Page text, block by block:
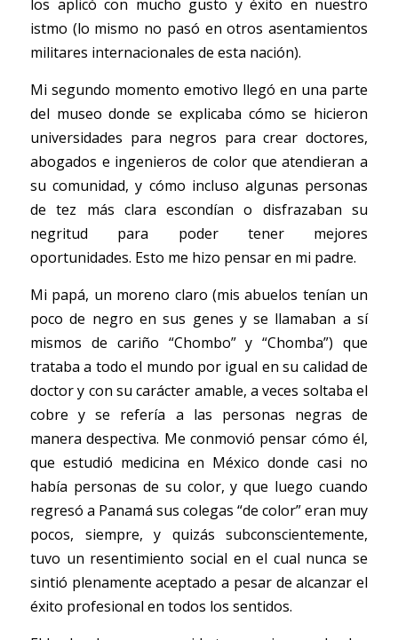
los aplicó con mucho gusto y éxito en nuestro
istmo (lo mismo no pasó en otros asentamientos
militares internacionales de esta nación).
Mi segundo momento emotivo llegó en una parte
del museo donde se explicaba cómo se hicieron
universidades para negros para crear doctores,
abogados e ingenieros de color que atendieran a
su comunidad, y cómo incluso algunas personas
de tez más clara escondían o disfrazaban su
negritud para poder tener mejores
oportunidades. Esto me hizo pensar en mi padre.
Mi papá, un moreno claro (mis abuelos tenían un
poco de negro en sus genes y se llamaban a sí
mismos de cariño “Chombo” y “Chomba”) que
trataba a todo el mundo por igual en su calidad de
doctor y con su carácter amable, a veces soltaba el
cobre y se refería a las personas negras de
manera despectiva. Me conmovió pensar cómo él,
que estudió medicina en México donde casi no
había personas de su color, y que luego cuando
regresó a Panamá sus colegas “de color” eran muy
pocos, siempre, y quizás subconscientemente,
tuvo un resentimiento social en el cual nunca se
sintió plenamente aceptado a pesar de alcanzar el
éxito profesional en todos los sentidos.